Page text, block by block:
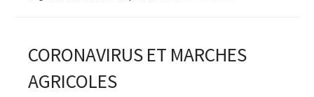
CORONAVIRUS ET MARCHES
AGRICOLES